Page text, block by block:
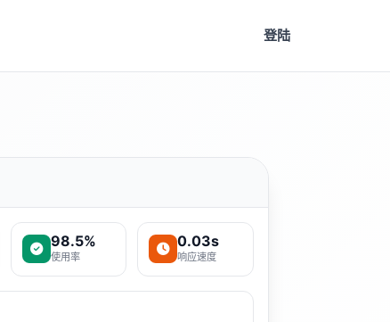
登陆
98.5%
使用率
0.03s
响应速度